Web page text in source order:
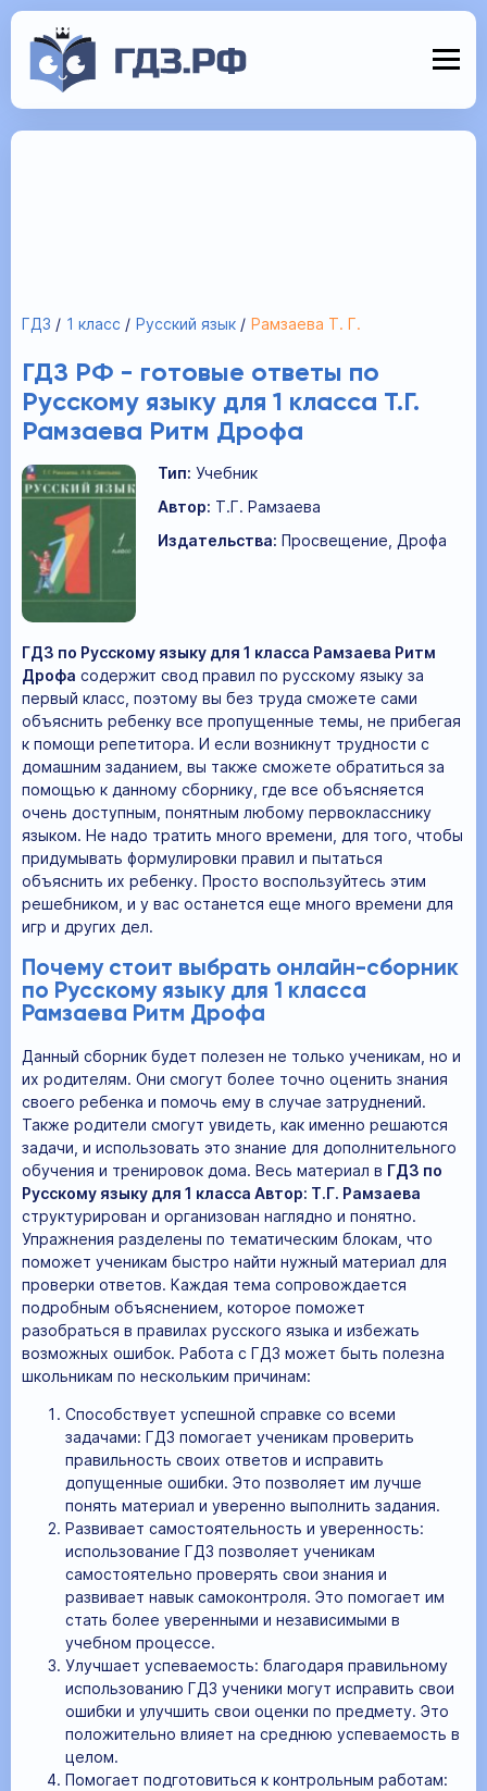
ГДЗ 1 класс Русский язык Рамзаева Т. Г.
ГДЗ РФ - готовые ответы по
Русскому языку для 1 класса Т.Г.
Рамзаева Ритм Дрофа
Тип: Учебник
Автор: Т.Г. Рамзаева
Издательства: Просвещение, Дрофа
ГДЗ по Русскому языку для 1 класса Рамзаева Ритм
Дрофа содержит свод правил по русскому языку за
первый класс, поэтому вы без труда сможете сами
объяснить ребенку все пропущенные темы, не прибегая
к помощи репетитора. И если возникнут трудности с
домашним заданием, вы также сможете обратиться за
помощью к данному сборнику, где все объясняется
очень доступным, понятным любому первокласснику
языком. Не надо тратить много времени, для того, чтобы
придумывать формулировки правил и пытаться
объяснить их ребенку. Просто воспользуйтесь этим
решебником, и у вас останется еще много времени для
игр и других дел.
Почему стоит выбрать онлайн-сборник
по Русскому языку для 1 класса
Рамзаева Ритм Дрофа
Данный сборник будет полезен не только ученикам, но и
их родителям. Они смогут более точно оценить знания
своего ребенка и помочь ему в случае затруднений.
Также родители смогут увидеть, как именно решаются
задачи, и использовать это знание для дополнительного
обучения и тренировок дома. Весь материал в ГДЗ по
Русскому языку для 1 класса Автор: Т.Г. Рамзаева
структурирован и организован наглядно и понятно.
Упражнения разделены по тематическим блокам, что
поможет ученикам быстро найти нужный материал для
проверки ответов. Каждая тема сопровождается
подробным объяснением, которое поможет
разобраться в правилах русского языка и избежать
возможных ошибок. Работа с ГДЗ может быть полезна
школьникам по нескольким причинам:
Способствует успешной справке со всеми
задачами: ГДЗ помогает ученикам проверить
правильность своих ответов и исправить
допущенные ошибки. Это позволяет им лучше
понять материал и уверенно выполнить задания.
Развивает самостоятельность и уверенность:
использование ГДЗ позволяет ученикам
самостоятельно проверять свои знания и
развивает навык самоконтроля. Это помогает им
стать более уверенными и независимыми в
учебном процессе.
Улучшает успеваемость: благодаря правильному
использованию ГДЗ ученики могут исправить свои
ошибки и улучшить свои оценки по предмету. Это
положительно влияет на среднюю успеваемость в
целом.
Помогает подготовиться к контрольным работам: